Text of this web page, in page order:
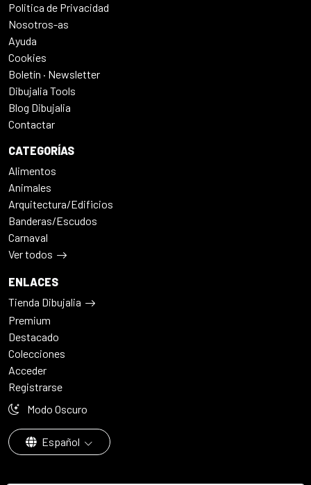
Politica de Privacidad
Nosotros-as
Ayuda
Cookies
Boletín · Newsletter
Dibujalia Tools
Blog Dibujalia
Contactar
CATEGORÍAS
Alimentos
Animales
Arquitectura/Edificios
Banderas/Escudos
Carnaval
Ver todos
ENLACES
Tienda Dibujalia
Premium
Destacado
Colecciones
Acceder
Registrarse
Modo Oscuro
Español